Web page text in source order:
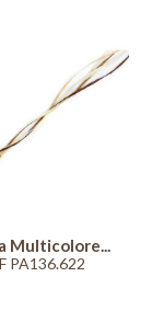
Multicolore...
PA136.622